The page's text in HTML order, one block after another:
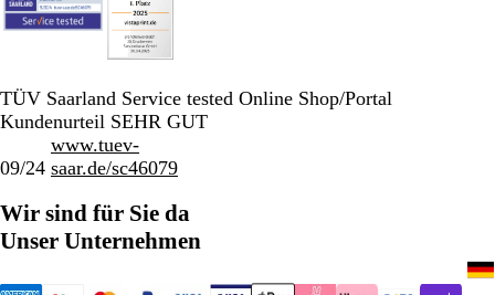
TÜV Saarland Service tested Online Shop/Portal
Kundenurteil SEHR GUT
09/24
www.tuev-
saar.de/sc46079
Wir sind für Sie da
Unser Unternehmen